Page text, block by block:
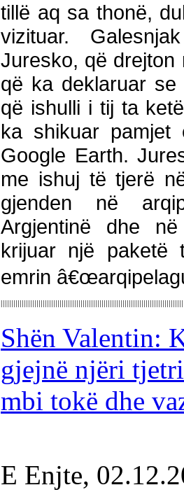
tillë aq sa thonë,
vizituar.
Juresko, që drejton
që ka deklaruar
që ishulli i tij ta
ka shikuar pamjet
Google Earth.
me ishuj të tjerë
gjenden në
Argjentinë dhe
krijuar një paketë
emrin
Shën Valentin:
gjejnë njëri
mbi tokë dhe
E Enjte,